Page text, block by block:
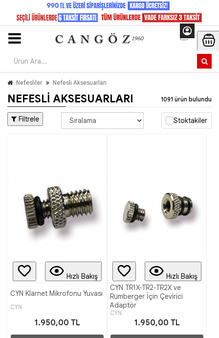
Nefesliler Nefesli Aksesuarları
NEFESLI AKSESUARLARI 1091 ürün bulundu
Filtrele Stoktakiler
Hızlı Bakış
CYN Klarnet Mikrofonu Yuvası
CYN
1.950,00 TL
Hızlı Bakış
CYN TR1X-TR2-TR2X ve
Rumberger İçin Çevirici
Adaptör
CYN
1.950,00 TL